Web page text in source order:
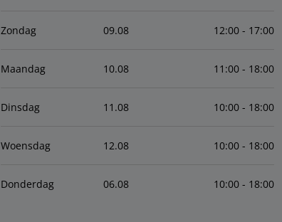
Zondag 09.08 12:00 - 17:00
Maandag 10.08 11:00 - 18:00
Dinsdag 11 .08 10:00 - 18:00
Woensdag 12.08 10:00 - 18:00
Donderdag 06.08 10:00 - 18:00